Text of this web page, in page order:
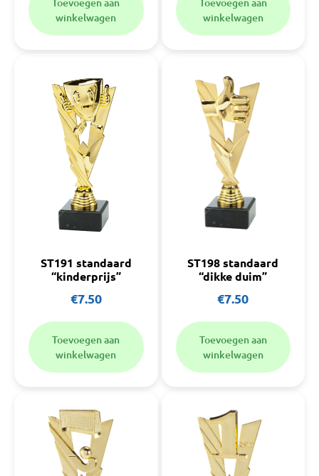
winkelwagen
winkelwagen
ST191 standaard
“kinderprijs”
€7.50
Toevoegen aan
winkelwagen
ST198 standaard
“dikke duim”
€7.50
Toevoegen aan
winkelwagen